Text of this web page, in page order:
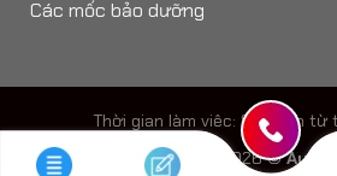
Các mốc bảo dưỡng
Thời gian làm viêc: 8h - 18h
Copyright 2026 ©Auto